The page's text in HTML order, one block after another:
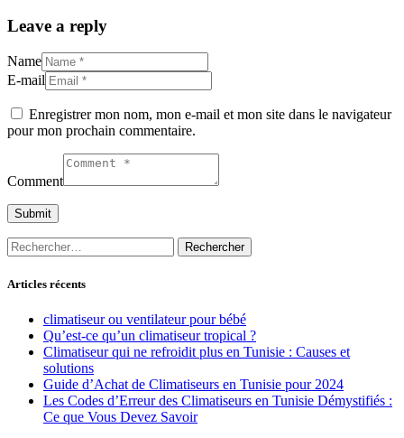
Leave a reply
Name
E-mail
Enregistrer mon nom, mon e-mail et mon site dans le navigateur
pour mon prochain commentaire.
Comment
Rechercher :
Articles récents
climatiseur ou ventilateur pour bébé
Qu’est-ce qu’un climatiseur tropical ?
Climatiseur qui ne refroidit plus en Tunisie : Causes et
solutions
Guide d’Achat de Climatiseurs en Tunisie pour 2024
Les Codes d’Erreur des Climatiseurs en Tunisie Démystifiés :
Ce que Vous Devez Savoir